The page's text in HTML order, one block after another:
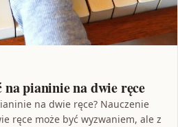
na pianinie na dwie ręce
na dwie ręce? Nauczenie
ręce może być wyzwaniem, ale z